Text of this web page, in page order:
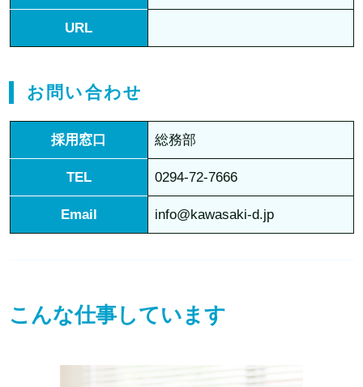
URL
お問い合わせ
採用窓口 総務部
TEL 0294-72-7666
Email info@kawasaki-d.jp
こんな仕事しています